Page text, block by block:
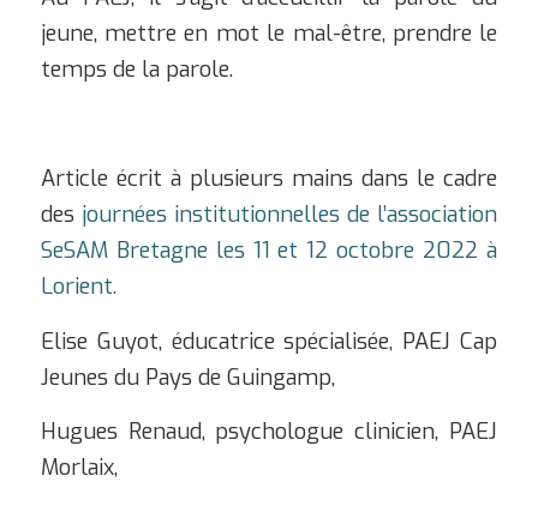
jeune, mettre en mot le mal-être, prendre le
temps de la parole.
Article écrit à plusieurs mains dans le cadre
des journées institutionnelles de l’association
SeSAM Bretagne les 11 et 12 octobre 2022 à
Lorient.
Elise Guyot, éducatrice spécialisée, PAEJ Cap
Jeunes du Pays de Guingamp,
Hugues Renaud, psychologue clinicien, PAEJ
Morlaix,